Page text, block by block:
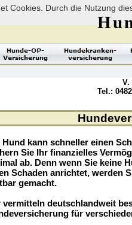
Cookies. Durch die Nutzung
Hund kann schneller einen
Sie Ihr finanzielles
ab. Denn wenn Sie keine
Schaden anrichtet, werden
gemacht.
vermitteln deutschlandweit
für
V.
Tel.: